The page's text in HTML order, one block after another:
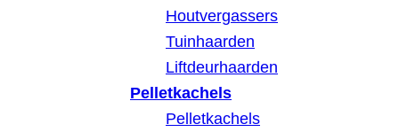
Houtvergassers
Tuinhaarden
Liftdeurhaarden
Pelletkachels
Pelletkachels